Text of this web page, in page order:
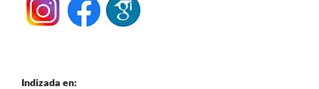
Indizada en: